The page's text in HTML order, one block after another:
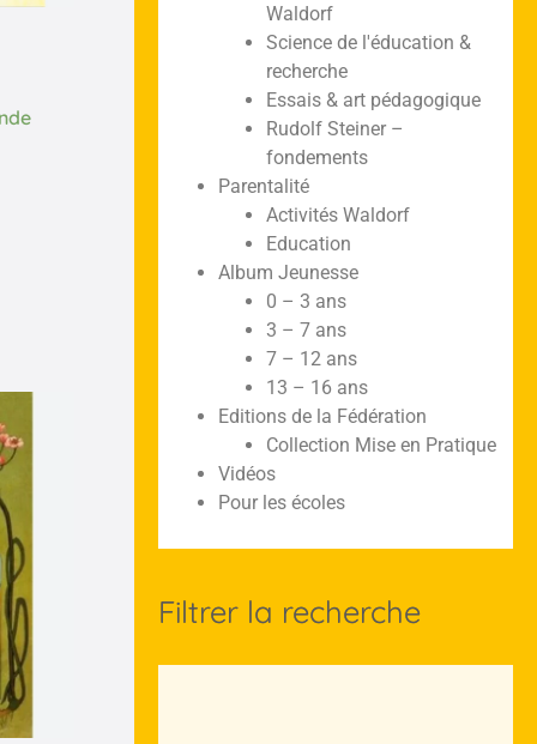
Waldorf
Science de l'éducation &
recherche
Essais & art pédagogique
Rudolf Steiner –
fondements
Parentalité
Activités Waldorf
Education
Album Jeunesse
0 – 3 ans
3 – 7 ans
7 – 12 ans
13 – 16 ans
Editions de la Fédération
Collection Mise en Pratique
Vidéos
Pour les écoles
Filtrer la recherche